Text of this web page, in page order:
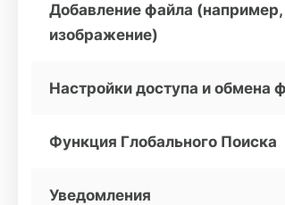
Добавление файла (например,
изображение)
Настройки доступа и обмена
Функция Глобального Поиска
Уведомления